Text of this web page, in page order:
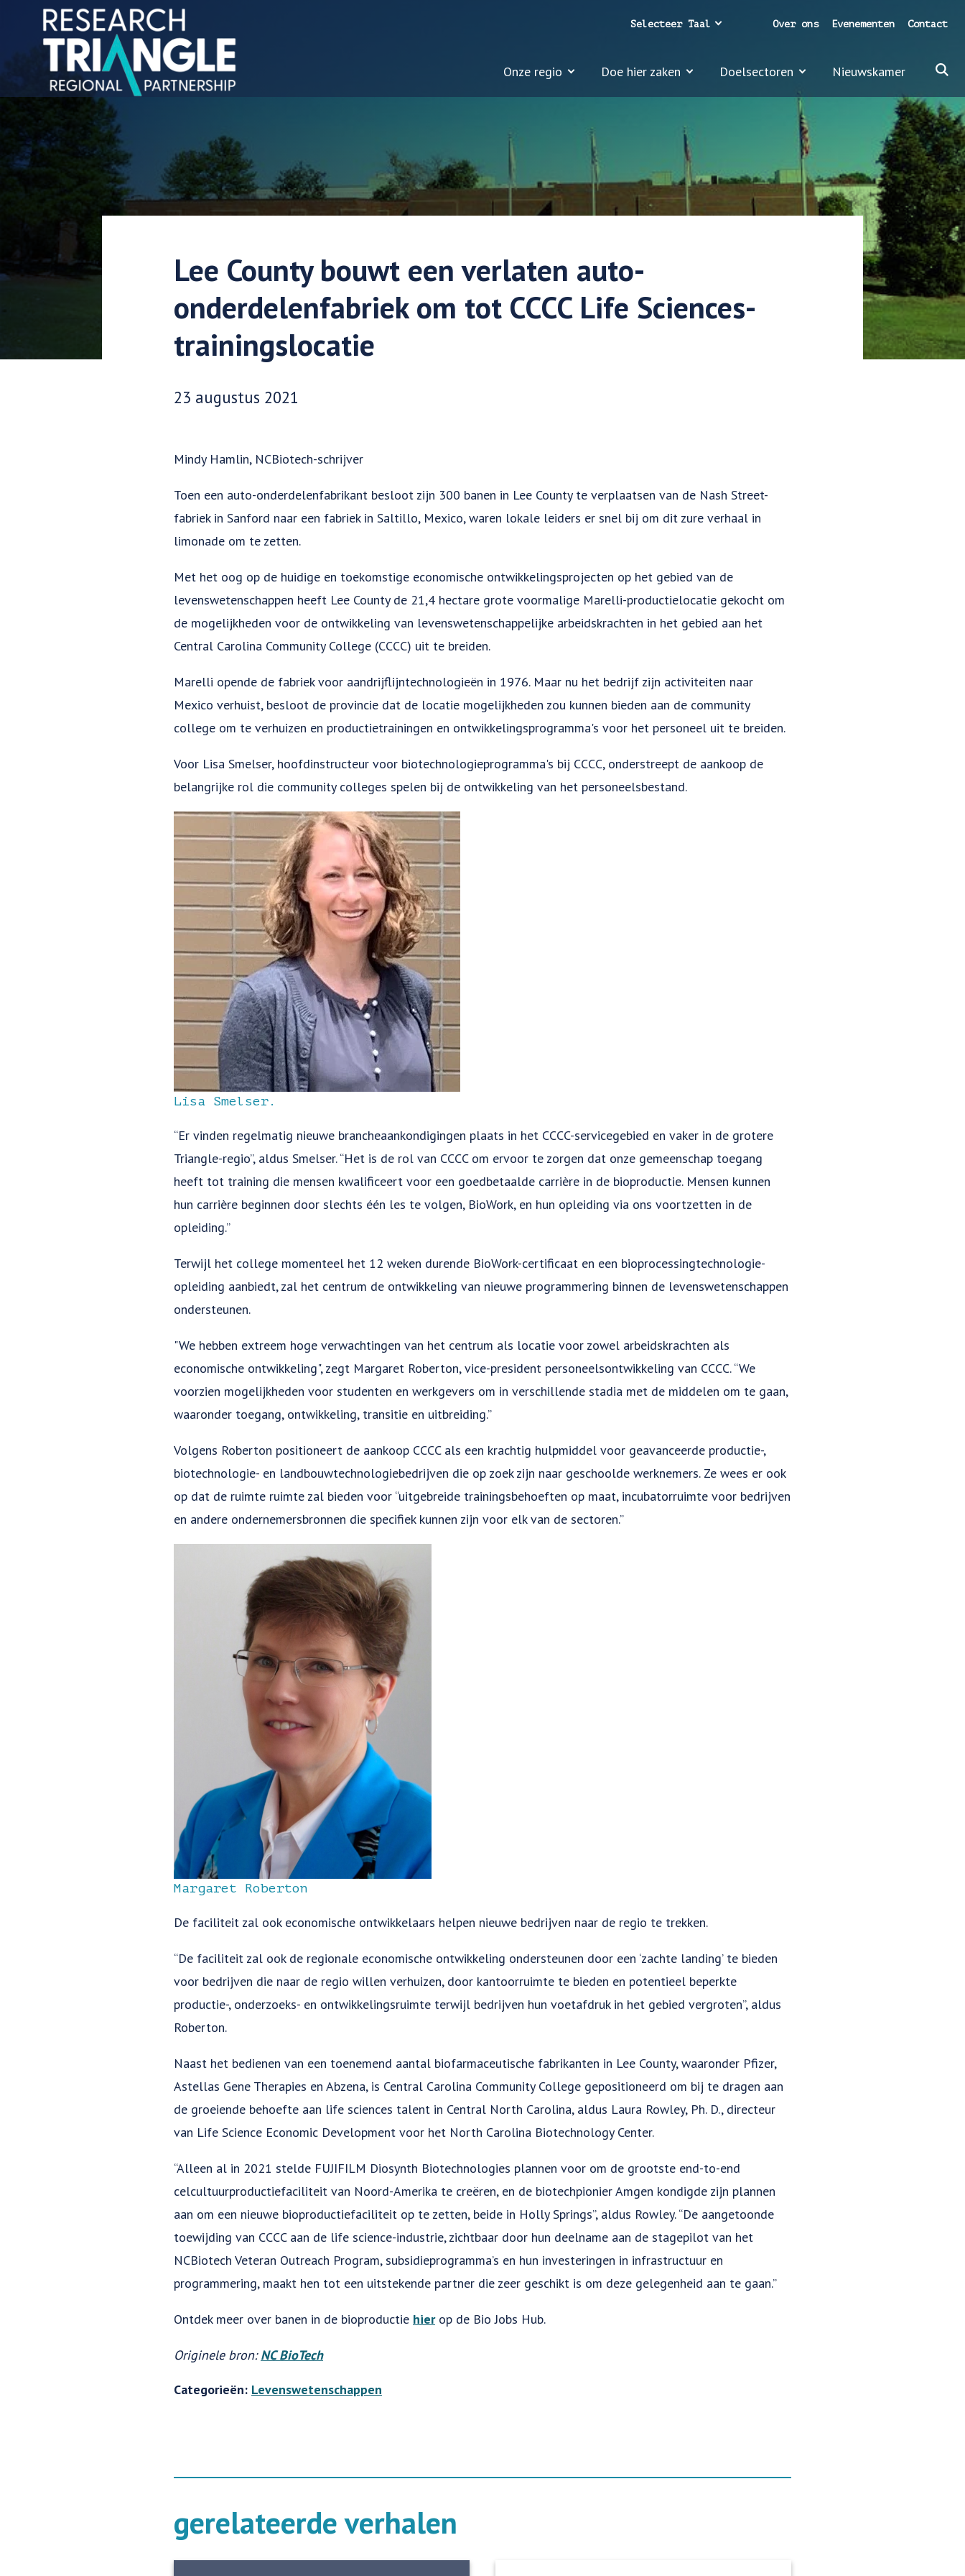
Doorgaan naar artikel
Onze regio Doe hier zaken Doelsectoren Nieuwskamer
Over ons Evenementen Contact
Selecteer Taal
Lee County bouwt een verlaten auto-
onderdelenfabriek om tot CCCC Life Sciences-
trainingslocatie
Datum gepubliceerd:
23 augustus 2021
Mindy Hamlin, NCBiotech-schrijver
Toen een auto-onderdelenfabrikant besloot zijn 300 banen in Lee County te verplaatsen van de Nash Street-
fabriek in Sanford naar een fabriek in Saltillo, Mexico, waren lokale leiders er snel bij om dit zure verhaal in
limonade om te zetten.
Met het oog op de huidige en toekomstige economische ontwikkelingsprojecten op het gebied van de
levenswetenschappen heeft Lee County de 21,4 hectare grote voormalige Marelli-productielocatie gekocht om
de mogelijkheden voor de ontwikkeling van levenswetenschappelijke arbeidskrachten in het gebied aan het
Central Carolina Community College (CCCC) uit te breiden.
Marelli opende de fabriek voor aandrijflijntechnologieën in 1976. Maar nu het bedrijf zijn activiteiten naar
Mexico verhuist, besloot de provincie dat de locatie mogelijkheden zou kunnen bieden aan de community
college om te verhuizen en productietrainingen en ontwikkelingsprogramma's voor het personeel uit te breiden.
Voor Lisa Smelser, hoofdinstructeur voor biotechnologieprogramma's bij CCCC, onderstreept de aankoop de
belangrijke rol die community colleges spelen bij de ontwikkeling van het personeelsbestand.
Lisa Smelser.
“Er vinden regelmatig nieuwe brancheaankondigingen plaats in het CCCC-servicegebied en vaker in de grotere
Triangle-regio”, aldus Smelser. “Het is de rol van CCCC om ervoor te zorgen dat onze gemeenschap toegang
heeft tot training die mensen kwalificeert voor een goedbetaalde carrière in de bioproductie. Mensen kunnen
hun carrière beginnen door slechts één les te volgen, BioWork, en hun opleiding via ons voortzetten in de
opleiding.”
Terwijl het college momenteel het 12 weken durende BioWork-certificaat en een bioprocessingtechnologie-
opleiding aanbiedt, zal het centrum de ontwikkeling van nieuwe programmering binnen de levenswetenschappen
ondersteunen.
"We hebben extreem hoge verwachtingen van het centrum als locatie voor zowel arbeidskrachten als
economische ontwikkeling", zegt Margaret Roberton, vice-president personeelsontwikkeling van CCCC. “We
voorzien mogelijkheden voor studenten en werkgevers om in verschillende stadia met de middelen om te gaan,
waaronder toegang, ontwikkeling, transitie en uitbreiding.”
Volgens Roberton positioneert de aankoop CCCC als een krachtig hulpmiddel voor geavanceerde productie-,
biotechnologie- en landbouwtechnologiebedrijven die op zoek zijn naar geschoolde werknemers. Ze wees er ook
op dat de ruimte ruimte zal bieden voor “uitgebreide trainingsbehoeften op maat, incubatorruimte voor bedrijven
en andere ondernemersbronnen die specifiek kunnen zijn voor elk van de sectoren.”
Margaret Roberton
De faciliteit zal ook economische ontwikkelaars helpen nieuwe bedrijven naar de regio te trekken.
“De faciliteit zal ook de regionale economische ontwikkeling ondersteunen door een ‘zachte landing’ te bieden
voor bedrijven die naar de regio willen verhuizen, door kantoorruimte te bieden en potentieel beperkte
productie-, onderzoeks- en ontwikkelingsruimte terwijl bedrijven hun voetafdruk in het gebied vergroten”, aldus
Roberton.
Naast het bedienen van een toenemend aantal biofarmaceutische fabrikanten in Lee County, waaronder Pfizer,
Astellas Gene Therapies en Abzena, is Central Carolina Community College gepositioneerd om bij te dragen aan
de groeiende behoefte aan life sciences talent in Central North Carolina, aldus Laura Rowley, Ph. D., directeur
van Life Science Economic Development voor het North Carolina Biotechnology Center.
“Alleen al in 2021 stelde FUJIFILM Diosynth Biotechnologies plannen voor om de grootste end-to-end
celcultuurproductiefaciliteit van Noord-Amerika te creëren, en de biotechpionier Amgen kondigde zijn plannen
aan om een nieuwe bioproductiefaciliteit op te zetten, beide in Holly Springs”, aldus Rowley. “De aangetoonde
toewijding van CCCC aan de life science-industrie, zichtbaar door hun deelname aan de stagepilot van het
NCBiotech Veteran Outreach Program, subsidieprogramma’s en hun investeringen in infrastructuur en
programmering, maakt hen tot een uitstekende partner die zeer geschikt is om deze gelegenheid aan te gaan.”
Ontdek meer over banen in de bioproductie hierop de Bio Jobs Hub.
Originele bron:NC BioTech
Categorieën: Levenswetenschappen
gerelateerde verhalen